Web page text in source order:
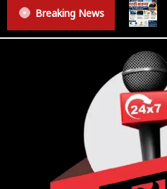
Breaking News